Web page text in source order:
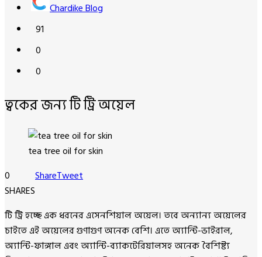
Chardike Blog
91
0
0
ত্বকের জন্য টি ট্রি অয়েল
tea tree oil for skin
0
SHARES
ShareTweet
টি ট্রি হচ্ছে এক ধরনের এসেনশিয়াল অয়েল। তবে অন্যান্য অয়েলের
চাইতে এই অয়েলের গুণাগুণ অনেক বেশি। এতে অ্যান্টি-ভাইরাল,
অ্যান্টি-ফাঙ্গাল এবং অ্যান্টি-ব্যাকটেরিয়ালসহ অনেক বৈশিষ্ট্য